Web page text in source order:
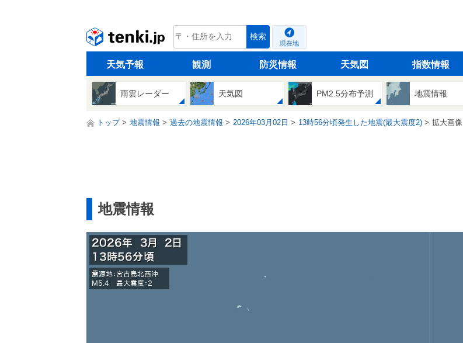
tenki.jp 検索
現在地
天気予報 観測 防災情報 天気図 指数情報
雨雲レーダー 天気図 PM2.5分布予測 地震情報
トップ 地震情報 過去の地震情報 2026年03月02日 13時56分頃発生した地震(最大震度2) 拡大画像
地震情報